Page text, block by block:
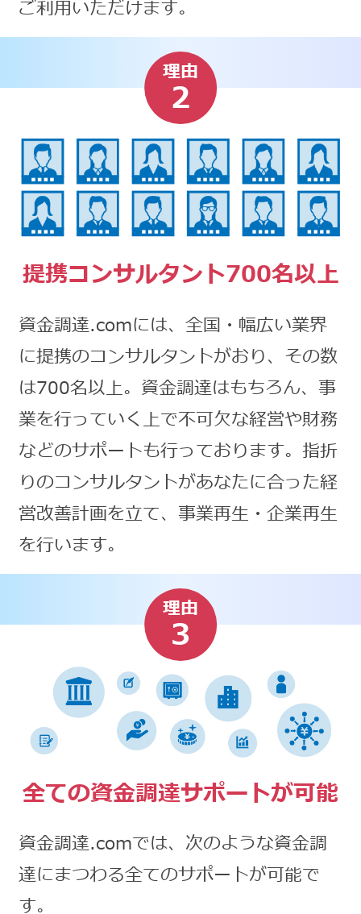
ご利用いただけます。
理由
2
提携コンサルタント700名以上
資金調達.comには、全国・幅広い業界
に提携のコンサルタントがおり、その数
は700名以上。資金調達はもちろん、事
業を行っていく上で不可欠な経営や財務
などのサポートも行っております。指折
りのコンサルタントがあなたに合った経
営改善計画を立て、事業再生・企業再生
を行います。
理由
3
全ての資金調達サポートが可能
資金調達.comでは、次のような資金調
達にまつわる全てのサポートが可能で
す。